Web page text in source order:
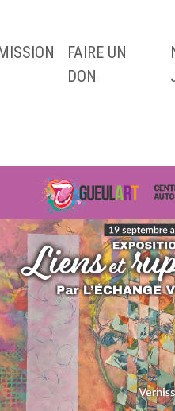
FAIRE UN
DON